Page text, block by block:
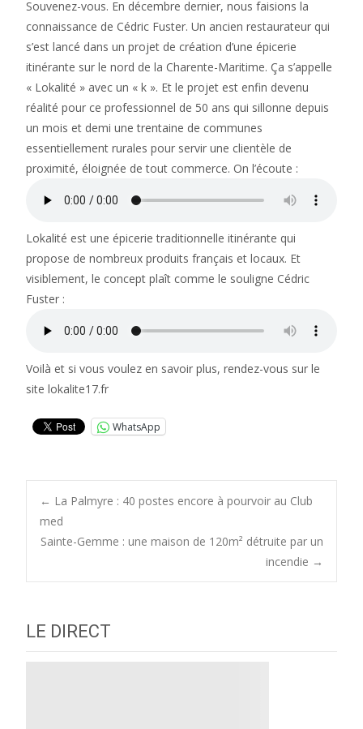
Souvenez-vous. En décembre dernier, nous faisions la
connaissance de Cédric Fuster. Un ancien restaurateur qui
s’est lancé dans un projet de création d’une épicerie
itinérante sur le nord de la Charente-Maritime. Ça s’appelle
« Lokalité » avec un « k ». Et le projet est enfin devenu
réalité pour ce professionnel de 50 ans qui sillonne depuis
un mois et demi une trentaine de communes
essentiellement rurales pour servir une clientèle de
proximité, éloignée de tout commerce. On l’écoute :
Lokalité est une épicerie traditionnelle itinérante qui
propose de nombreux produits français et locaux. Et
visiblement, le concept plaît comme le souligne Cédric
Fuster :
Voilà et si vous voulez en savoir plus, rendez-vous sur le
site lokalite17.fr
WhatsApp
Post
← La Palmyre : 40 postes encore à pourvoir au Club
med
Sainte-Gemme : une maison de 120m² détruite par un
incendie →
LE DIRECT